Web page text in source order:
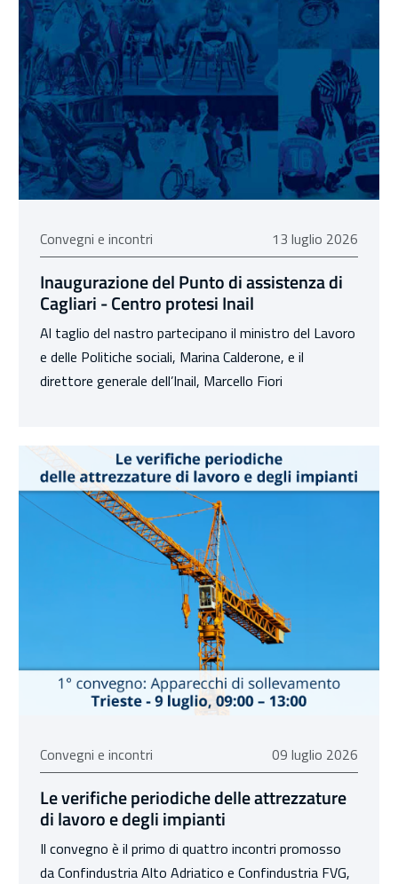
Convegni e incontri 13 luglio 2026
13 luglio 2026
Inaugurazione del Punto di assistenza di
Cagliari - Centro protesi Inail
Al taglio del nastro partecipano il ministro del Lavoro
e delle Politiche sociali, Marina Calderone, e il
direttore generale dell’Inail, Marcello Fiori
Convegni e incontri 09 luglio 2026
09 luglio 2026
Le verifiche periodiche delle attrezzature
di lavoro e degli impianti
Il convegno è il primo di quattro incontri promosso
da Confindustria Alto Adriatico e Confindustria FVG,